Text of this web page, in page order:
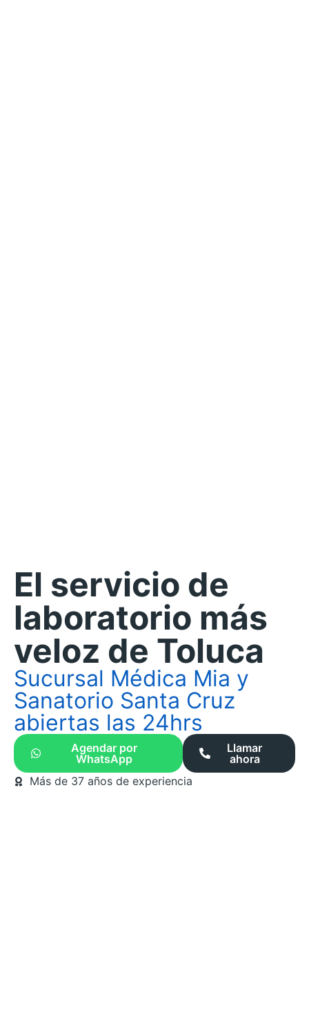
El servicio de
laboratorio más
veloz de Toluca
Sucursal Médica Mia y
Sanatorio Santa Cruz
abiertas las 24hrs
Agendar por
WhatsApp
Llamar
ahora
Más de 37 años de experiencia